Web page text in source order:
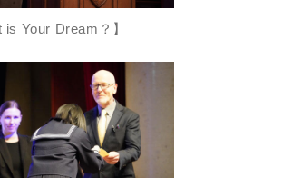
is Your Dream？】